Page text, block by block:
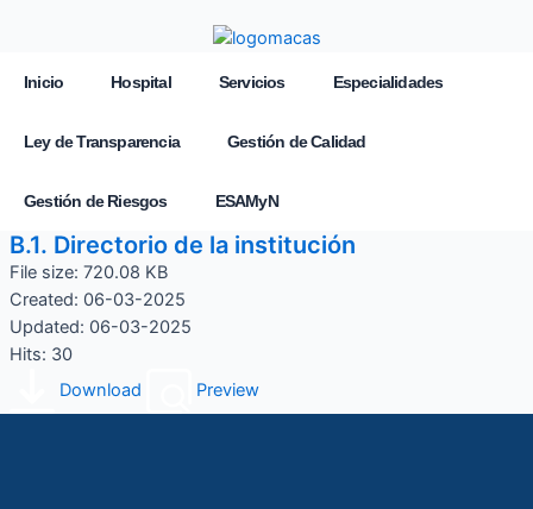
Inicio Hospital Servicios Especialidades
Ley de Transparencia Gestión de Calidad
Gestión de Riesgos ESAMyN
B.1. Directorio de la institución
File size: 720.08 KB
Created: 06-03-2025
Updated: 06-03-2025
Hits: 30
Download
Preview